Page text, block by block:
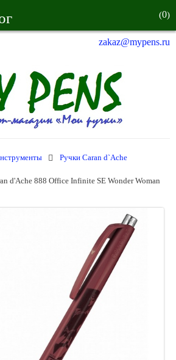
(0)
zakaz@mypens.ru
Ручки Caran d`Ache
d'Ache 888 Office Infinite SE Wonder Woman